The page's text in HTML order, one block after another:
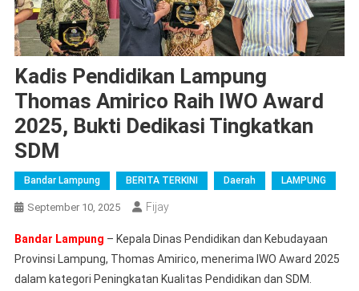
Kadis Pendidikan Lampung
Thomas Amirico Raih IWO Award
2025, Bukti Dedikasi Tingkatkan
SDM
Bandar Lampung BERITA TERKINI Daerah LAMPUNG
September 10, 2025 Fijay
Bandar Lampung – Kepala Dinas Pendidikan dan Kebudayaan
Provinsi Lampung, Thomas Amirico, menerima IWO Award 2025
dalam kategori Peningkatan Kualitas Pendidikan dan SDM.